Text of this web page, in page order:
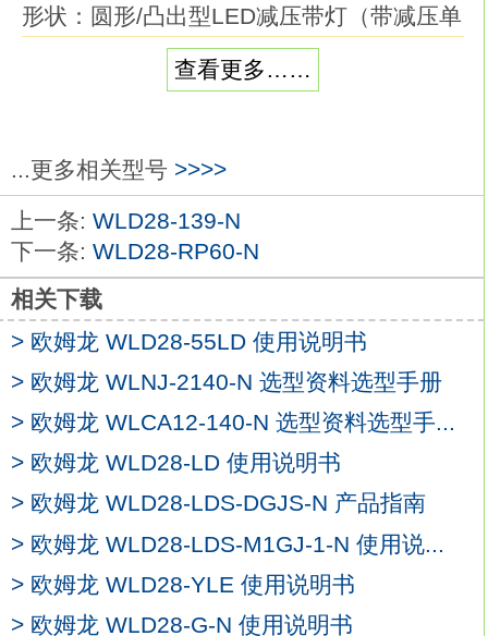
形状：圆形/凸出型LED减压带灯（带减压单
输出数：SPST-NC。
操作：瞬时动作（自我保持型）欧姆龙
WLD28-140-N。
颜色：黄色。
可安装在φ22或φ25的面板开孔中（使用适
配环时）。
可用摆杆方便的拆卸单元。
开关部位3列安装,提高了布线效率WLD28-
140-N
标准配备了防指触功能。
φ25用的适配环还能对应φ25的面板开口。
压接端子可以用开型（叉型）、闭型（圆
型） 中的任意一个来安装。
IP65耐油（非带灯型）IP65（带灯型）。种
类：无带PCB端子的型号，IP40欧姆龙
WLD28-140-N。
形状：圆形。
查看更多……
...更多相关型号 >>>>
上一条: WLD28-139-N
下一条: WLD28-RP60-N
相关下载
> 欧姆龙 WLD28-55LD 使用说明书
> 欧姆龙 WLNJ-2140-N 选型资料选型手册
> 欧姆龙 WLCA12-140-N 选型资料选型手...
> 欧姆龙 WLD28-LD 使用说明书
> 欧姆龙 WLD28-LDS-DGJS-N 产品指南
> 欧姆龙 WLD28-LDS-M1GJ-1-N 使用说...
> 欧姆龙 WLD28-YLE 使用说明书
> 欧姆龙 WLD28-G-N 使用说明书